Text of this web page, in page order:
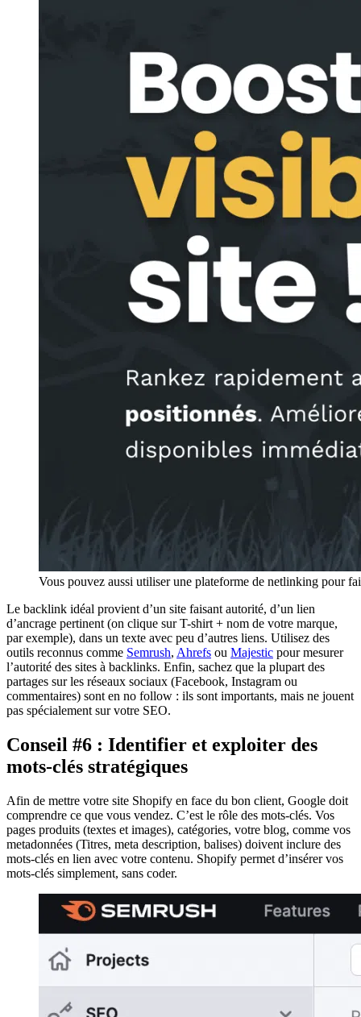
Vous pouvez aussi utiliser une plateforme de netlinking pour
Le backlink idéal provient d’un site faisant autorité, d’un lien
d’ancrage pertinent (on clique sur T-shirt + nom de votre marque,
par exemple), dans un texte avec peu d’autres liens. Utilisez des
outils reconnus comme Semrush, Ahrefs ou Majestic pour mesurer
l’autorité des sites à backlinks. Enfin, sachez que la plupart des
partages sur les réseaux sociaux (Facebook, Instagram ou
commentaires) sont en no follow : ils sont importants, mais ne jouent
pas spécialement sur votre SEO.
Conseil #6 : Identifier et exploiter des
mots-clés stratégiques
Afin de mettre votre site Shopify en face du bon client, Google doit
comprendre ce que vous vendez. C’est le rôle des mots-clés. Vos
pages produits (textes et images), catégories, votre blog, comme vos
metadonnées (Titres, meta description, balises) doivent inclure des
mots-clés en lien avec votre contenu. Shopify permet d’insérer vos
mots-clés simplement, sans coder.